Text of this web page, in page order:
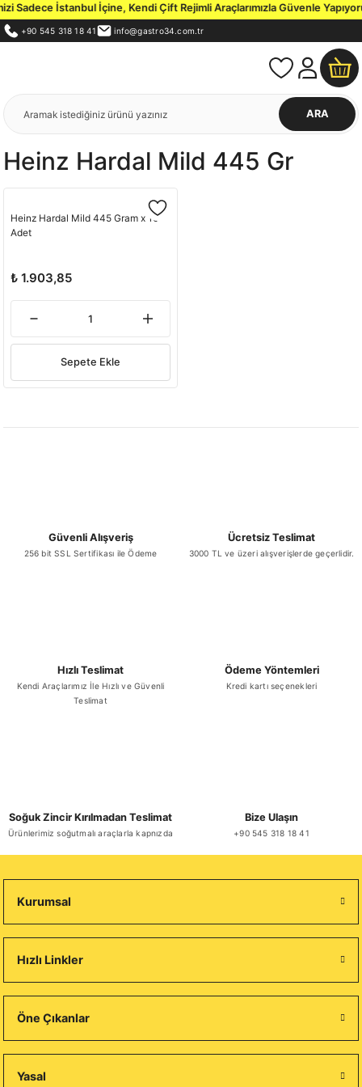
Sadece İstanbul İçine, Kendi Çift Rejimli Araçlarımızla Güvenle
+90 545 318 18 41 info@gastro34.com.tr
ARA
Heinz Hardal Mild 445 Gr
Heinz Hardal Mild 445 Gram x 10
Adet
₺ 1.903,85
Sepete Ekle
Güvenli Alışveriş
256 bit SSL Sertifikası ile Ödeme
Ücretsiz Teslimat
3000 TL ve üzeri alışverişlerde geçerlidir.
Hızlı Teslimat
Kendi Araçlarımız İle Hızlı ve Güvenli
Teslimat
Ödeme Yöntemleri
Kredi kartı seçenekleri
Soğuk Zincir Kırılmadan Teslimat
Ürünlerimiz soğutmalı araçlarla kapnızda
Bize Ulaşın
+90 545 318 18 41
Kurumsal
Hızlı Linkler
Öne Çıkanlar
Yasal